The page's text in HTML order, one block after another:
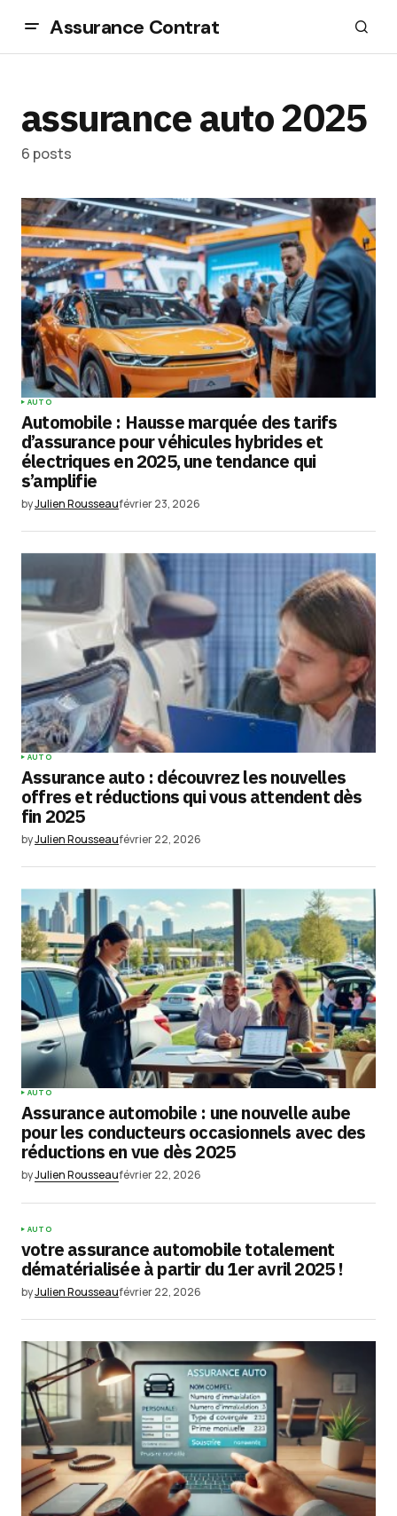
Assurance Contrat
assurance auto 2025
6 posts
AUTO
Automobile : Hausse marquée des tarifs
d’assurance pour véhicules hybrides et
électriques en 2025, une tendance qui
s’amplifie
byJulien Rousseaufévrier 23, 2026
AUTO
Assurance auto : découvrez les nouvelles
offres et réductions qui vous attendent dès
fin 2025
byJulien Rousseaufévrier 22, 2026
AUTO
Assurance automobile : une nouvelle aube
pour les conducteurs occasionnels avec des
réductions en vue dès 2025
byJulien Rousseaufévrier 22, 2026
AUTO
votre assurance automobile totalement
dématérialisée à partir du 1er avril 2025 !
byJulien Rousseaufévrier 22, 2026